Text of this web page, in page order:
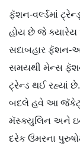
ફૅશન-વર્લ્ડમાં
હોય છે જે
સદાબહાર ફૅશન-
સમયથી મેન્સ
ટ્રેન્ડ થઈ રહ્યાં છે.
બદલે હવે આ
મૅસ્ક્યુલિન અને
દરેક ઉંમરના